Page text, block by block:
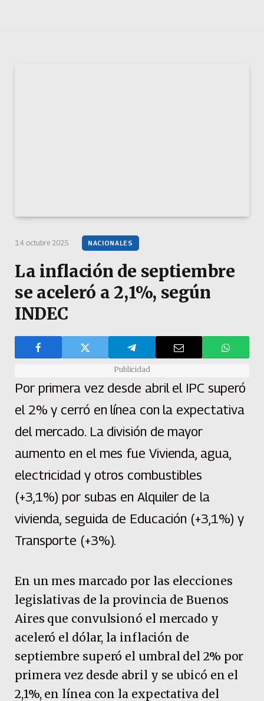
14 octubre 2025 NACIONALES
La inflación de septiembre
se aceleró a 2,1%, según
INDEC
Publicidad
Por primera vez desde abril el IPC superó
el 2% y cerró en línea con la expectativa
del mercado. La división de mayor
aumento en el mes fue Vivienda, agua,
electricidad y otros combustibles
(+3,1%) por subas en Alquiler de la
vivienda, seguida de Educación (+3,1%) y
Transporte (+3%).
En un mes marcado por las elecciones
legislativas de la provincia de Buenos
Aires que convulsionó el mercado y
aceleró el dólar, la inflación de
septiembre superó el umbral del 2% por
primera vez desde abril y se ubicó en el
2,1%, en línea con la expectativa del